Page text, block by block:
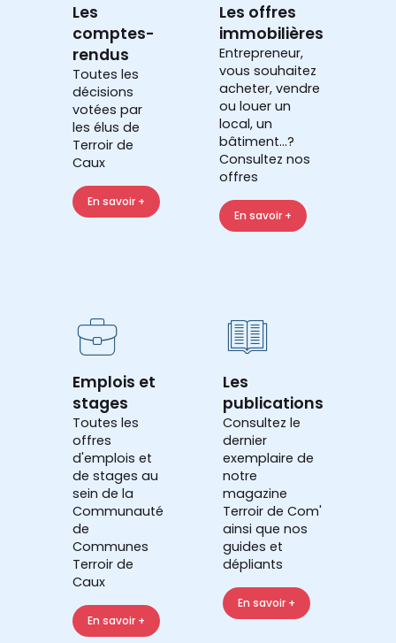
Les
comptes-
rendus
Toutes les
décisions
votées par
les élus de
Terroir de
Caux
En savoir +
Les offres
immobilières
Entrepreneur,
vous souhaitez
acheter, vendre
ou louer un
local, un
bâtiment...?
Consultez nos
offres
En savoir +
Emplois et
stages
Toutes les
offres
d'emplois et
de stages au
sein de la
Communauté
de
Communes
Terroir de
Caux
En savoir +
Les
publications
Consultez le
dernier
exemplaire de
notre
magazine
Terroir de Com'
ainsi que nos
guides et
dépliants
En savoir +